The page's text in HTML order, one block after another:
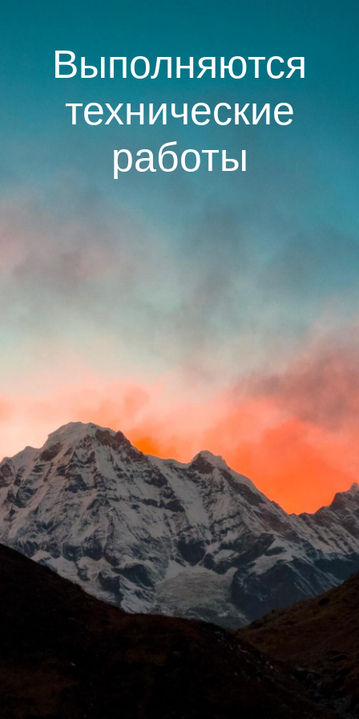
Выполняются
технические
работы